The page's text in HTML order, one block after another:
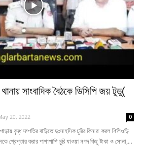
সাংবাদিক বৈঠকে ডিসিপি জয় টুডু(
20, 2022 0
বৃদ্ধ দম্পতির বাড়িতে দুঃসাহসিক চুরির কিনারা করল শিলিগুড়ি
গ্রেপ্তার করার পাশাপাশি চুরি যাওয়া নগদ কিছু টাকা ও সোনা,...